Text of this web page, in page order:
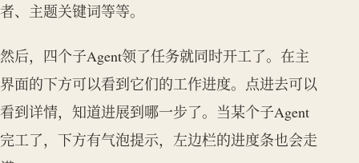
者、主题关键词等等。
然后，四个子Agent领了任务就同时开工了。在主
界面的下方可以看到它们的工作进度。点进去可以
看到详情，知道进展到哪一步了。当某个子Agent
完工了，下方有气泡提示，左边栏的进度条也会走